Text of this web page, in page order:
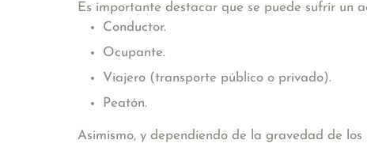
Es importante destacar que se puede sufrir un
Conductor.
Ocupante.
Viajero (transporte público o privado).
Peatón.
Asimismo, y dependiendo de la gravedad de